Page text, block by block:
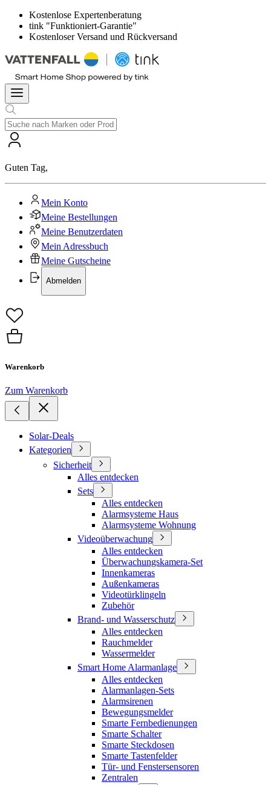
Kostenlose Expertenberatung
tink "Funktioniert-Garantie"
Kostenloser Versand und Rückversand
Guten Tag,
Mein Konto
Meine Bestellungen
Meine Benutzerdaten
Mein Adressbuch
Meine Gutscheine
Abmelden
Warenkorb
Zum Warenkorb
Solar-Deals
Kategorien
Sicherheit
Alles entdecken
Sets
Alles entdecken
Alarmsysteme Haus
Alarmsysteme Wohnung
Videoüberwachung
Alles entdecken
Überwachungskamera-Set
Innenkameras
Außenkameras
Videotürklingeln
Zubehör
Brand- und Wasserschutz
Alles entdecken
Rauchmelder
Wassermelder
Smart Home Alarmanlage
Alles entdecken
Alarmanlagen-Sets
Alarmsirenen
Bewegungsmelder
Smarte Fernbedienungen
Smarte Schalter
Smarte Steckdosen
Smarte Tastenfelder
Tür- und Fenstersensoren
Zentralen